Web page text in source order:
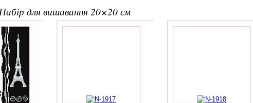
набір для вишивання 20×20 см